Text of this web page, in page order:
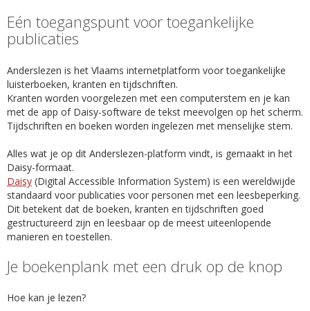
Eén toegangspunt voor toegankelijke
publicaties
Anderslezen is het Vlaams internetplatform voor toegankelijke
luisterboeken, kranten en tijdschriften.
Kranten worden voorgelezen met een computerstem en je kan
met de app of Daisy-software de tekst meevolgen op het scherm.
Tijdschriften en boeken worden ingelezen met menselijke stem.
Alles wat je op dit Anderslezen-platform vindt, is gemaakt in het
Daisy-formaat.
Daisy (Digital Accessible Information System) is een wereldwijde
standaard voor publicaties voor personen met een leesbeperking.
Dit betekent dat de boeken, kranten en tijdschriften goed
gestructureerd zijn en leesbaar op de meest uiteenlopende
manieren en toestellen.
Je boekenplank met een druk op de knop
Hoe kan je lezen?